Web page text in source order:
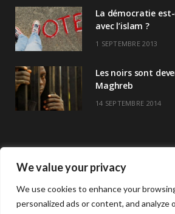
We value your privacy
We use cookies to enhance your
personalized ads or content, and analyze
La démocratie
avec l’islam ?
1 SEPTEMBRE 2013
Les noirs sont
Maghreb
14 SEPTEMBRE 2014
© Copyright Havre De